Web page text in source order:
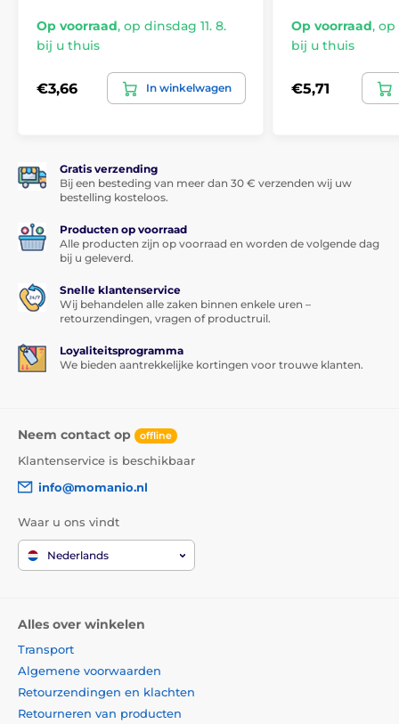
bedekt met adhesieve lijm , wat
absoluut perfecte
hechting over het gehele oppervlak
van het gehard
van de beschermende screenprotector loslaten of
omhoog komen.
1x beschermende gehard glas screenprotector
1x droge doek
1x stofverwijderaar
Op voorraad, op dinsdag 11. 8.
bij u thuis
€3,66 In winkelwagen
Op voorraad, op
bij u thuis
€5,71
Gratis verzending
Bij een besteding van meer dan 30 € verzenden wij uw
bestelling kosteloos.
Producten op voorraad
Alle producten zijn op voorraad en worden de volgende dag
bij u geleverd.
Snelle klantenservice
Wij behandelen alle zaken binnen enkele uren –
retourzendingen, vragen of productruil.
Loyaliteitsprogramma
We bieden aantrekkelijke kortingen voor trouwe klanten.
Neem contact op offline
Klantenservice is beschikbaar
info@momanio.nl
Waar u ons vindt
Nederlands
Alles over winkelen
Transport
Algemene voorwaarden
Retourzendingen en klachten
Retourneren van producten